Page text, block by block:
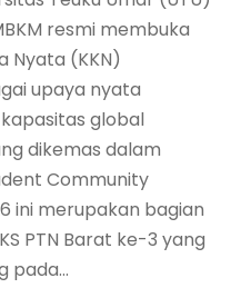
resmi membuka
Nyata (KKN)
upaya nyata
global
dikemas dalam
Community
ini merupakan bagian
PTN Barat ke-3 yang
pada...